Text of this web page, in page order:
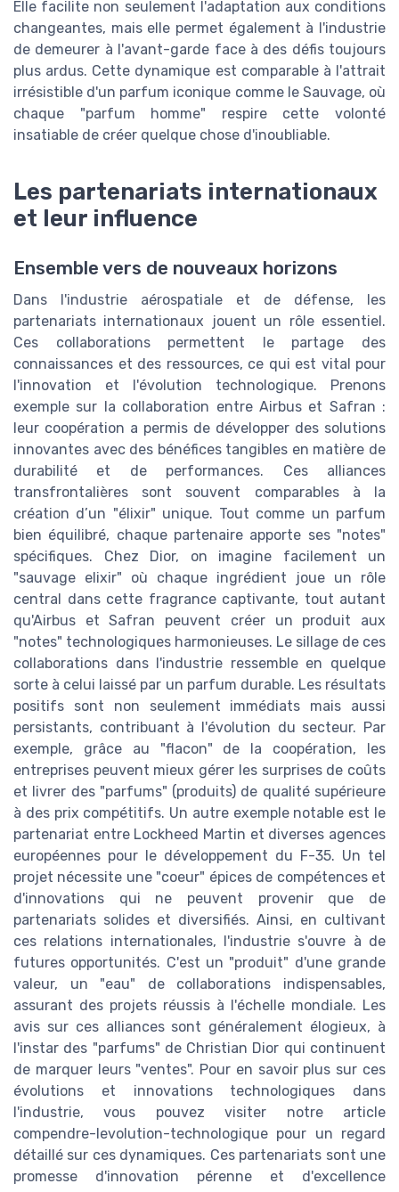
Elle facilite non seulement l'adaptation aux conditions
changeantes, mais elle permet également à l'industrie
de demeurer à l'avant-garde face à des défis toujours
plus ardus. Cette dynamique est comparable à l'attrait
irrésistible d'un parfum iconique comme le Sauvage, où
chaque "parfum homme" respire cette volonté
insatiable de créer quelque chose d'inoubliable.
Les partenariats internationaux
et leur influence
Ensemble vers de nouveaux horizons
Dans l'industrie aérospatiale et de défense, les
partenariats internationaux jouent un rôle essentiel.
Ces collaborations permettent le partage des
connaissances et des ressources, ce qui est vital pour
l'innovation et l'évolution technologique. Prenons
exemple sur la collaboration entre Airbus et Safran :
leur coopération a permis de développer des solutions
innovantes avec des bénéfices tangibles en matière de
durabilité et de performances. Ces alliances
transfrontalières sont souvent comparables à la
création d’un "élixir" unique. Tout comme un parfum
bien équilibré, chaque partenaire apporte ses "notes"
spécifiques. Chez Dior, on imagine facilement un
"sauvage elixir" où chaque ingrédient joue un rôle
central dans cette fragrance captivante, tout autant
qu'Airbus et Safran peuvent créer un produit aux
"notes" technologiques harmonieuses. Le sillage de ces
collaborations dans l'industrie ressemble en quelque
sorte à celui laissé par un parfum durable. Les résultats
positifs sont non seulement immédiats mais aussi
persistants, contribuant à l'évolution du secteur. Par
exemple, grâce au "flacon" de la coopération, les
entreprises peuvent mieux gérer les surprises de coûts
et livrer des "parfums" (produits) de qualité supérieure
à des prix compétitifs. Un autre exemple notable est le
partenariat entre Lockheed Martin et diverses agences
européennes pour le développement du F-35. Un tel
projet nécessite une "coeur" épices de compétences et
d'innovations qui ne peuvent provenir que de
partenariats solides et diversifiés. Ainsi, en cultivant
ces relations internationales, l'industrie s'ouvre à de
futures opportunités. C'est un "produit" d'une grande
valeur, un "eau" de collaborations indispensables,
assurant des projets réussis à l'échelle mondiale. Les
avis sur ces alliances sont généralement élogieux, à
l'instar des "parfums" de Christian Dior qui continuent
de marquer leurs "ventes". Pour en savoir plus sur ces
évolutions et innovations technologiques dans
l'industrie, vous pouvez visiter notre article
compendre-levolution-technologique pour un regard
détaillé sur ces dynamiques. Ces partenariats sont une
promesse d'innovation pérenne et d'excellence